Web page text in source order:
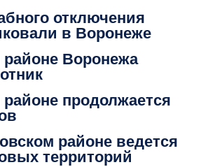
отключения
в Воронеже
Воронежа
продолжается
районе ведется
территорий